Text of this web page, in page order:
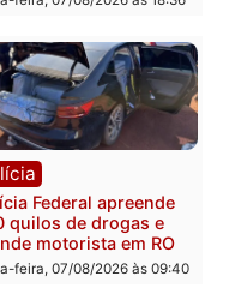
Política
Eleições 2026: Pastor
Evanildo pode ser o
primeiro pastor de
Rondônia na Câmara
Federal